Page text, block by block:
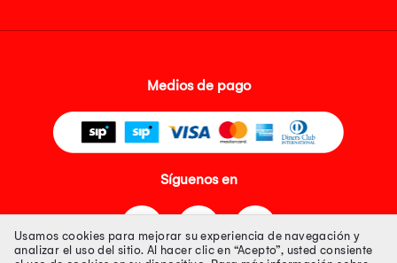
Medios de pago
Síguenos en
Usamos cookies para mejorar su experiencia de navegación y
analizar el uso del sitio. Al hacer clic en “Acepto”, usted consiente